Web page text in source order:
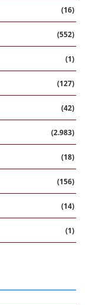
(16)
(552)
(1)
(127)
(42)
(2.983)
(18)
(156)
(14)
(1)